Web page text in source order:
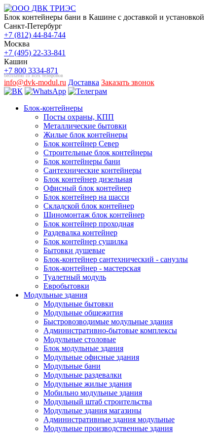
Блок контейнеры бани в Кашине с доставкой и установкой
Санкт-Петербург
+7 (812) 44-84-744
Москва
+7 (495) 22-33-841
Кашин
+7 800 3334-871
бесплатно со всех телефонов
info@dvk-modul.ru Доставка Заказать звонок
Блок-контейнеры
Посты охраны, КПП
Металлические бытовки
Жилые блок контейнеры
Блок контейнер Север
Строительные блок контейнеры
Блок контейнеры бани
Сантехнические контейнеры
Блок контейнер дизельная
Офисный блок контейнер
Блок контейнер на шасси
Складской блок контейнер
Шиномонтаж блок контейнер
Блок контейнер проходная
Раздевалка контейнер
Блок контейнер сушилка
Бытовки душевые
Блок-контейнер сантехнический - санузлы
Блок-контейнер - мастерская
Туалетный модуль
Евробытовки
Модульные здания
Модульные бытовки
Модульные общежития
Быстровозводимые модульные здания
Административно-бытовые комплексы
Модульные столовые
Блок модульные здания
Модульные офисные здания
Модульные бани
Модульные раздевалки
Модульные жилые здания
Мобильно модульные здания
Модульный штаб строительства
Модульные здания магазины
Административные здания модульные
Модульные производственные здания